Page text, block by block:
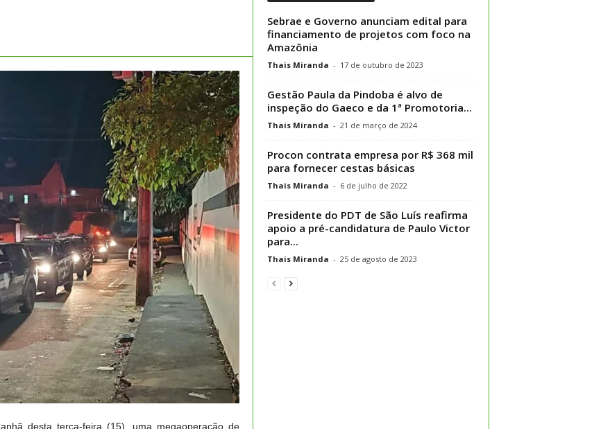
desta terça-feira (15), uma megaoperação de
Sebrae e Governo anunciam edital para
financiamento de projetos com foco na
Amazônia
Thais Miranda - 17 de outubro de 2023
Gestão Paula da Pindoba é alvo de
inspeção do Gaeco e da 1ª Promotoria...
Thais Miranda - 21 de março de 2024
Procon contrata empresa por R$ 368 mil
para fornecer cestas básicas
Thais Miranda - 6 de julho de 2022
Presidente do PDT de São Luís reafirma
apoio a pré-candidatura de Paulo Victor
para...
Thais Miranda - 25 de agosto de 2023